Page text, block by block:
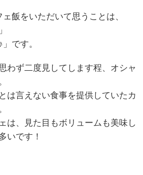
飯をいただいて思うことは、
です。
わず二度見してします程、オシャ
は言えない食事を提供していたカ
は、見た目もボリュームも美味し
いです！